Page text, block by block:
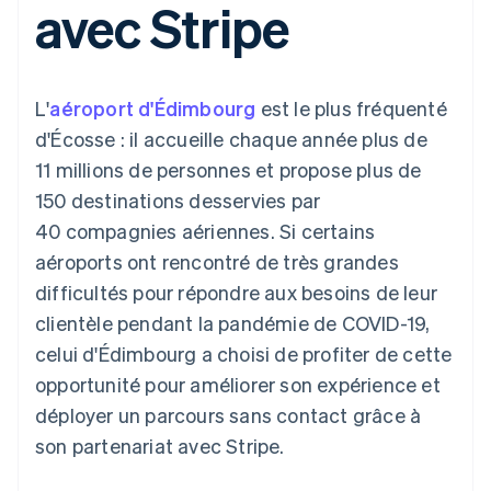
Moyens de
paiement
Terminal
Paiements en
personne
Authorization
Acceptation
optimisée
Paiements
accélérés
Connections
Comptes
associés
Recognition
Comptabilité
automatisée
personnalisés
Data Pipeline
Synchronisation
des données
Plus
l’application
Marketplaces
Gestion financière
SaaS
Par secteur
Entreprises d'IA
créateurs
Jeux
Hôtellerie, voyages et
loisirs
Assurance
Médias et
divertissements
non lucratif
Services aux
Gérer des
abonnements
Proposer une
Émettre des cartes
bancaires adossées à
des stablecoins
Fournir et gérer des
services avec des
agents
Ressources
Intégrations
d'applications
Exemples de code
Blog des développeurs
État de l'API
Entreprise
annuelle
Carrières
Communiqués de
presse
Stripe Press
Contact
Contacter notre équipe
Devenir partenaire
avec Stripe
L'aéroport d'Édimbourg est le plus fréquenté
d'Écosse : il accueille chaque année plus de
11 millions de personnes et propose plus de
150 destinations desservies par
40 compagnies aériennes. Si certains
aéroports ont rencontré de très grandes
difficultés pour répondre aux besoins de leur
clientèle pendant la pandémie de COVID-19,
celui d'Édimbourg a choisi de profiter de cette
opportunité pour améliorer son expérience et
déployer un parcours sans contact grâce à
son partenariat avec Stripe.